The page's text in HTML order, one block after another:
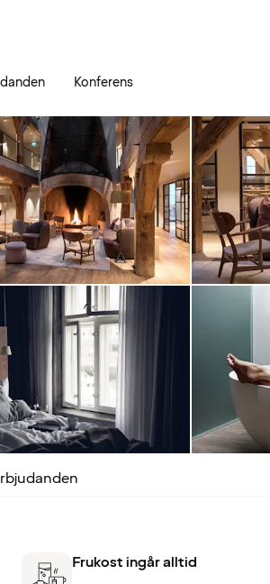
Konferens
Frukost ingår alltid